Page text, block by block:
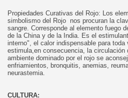
Propiedades Curativas del Rojo: Los
simbolismo del Rojo nos procuran la
sangre. Corresponde al elemento fuego
de la China y de la India. Es el
interno", el calor indispensable para
estimula,en consecuencia, la
ambiente dominado por el rojo se
enfriamientos, bronquitis, anemias,
neurastemia.
CULTURA: